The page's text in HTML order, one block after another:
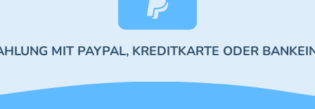
MIT PAYPAL, KREDITKARTE ODER